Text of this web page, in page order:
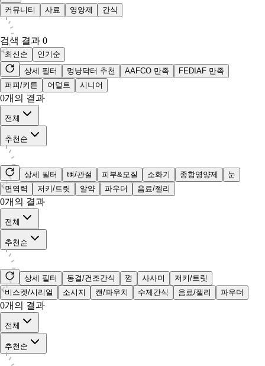
커뮤니티 사료 영양제 간식
검색 결과 0
최신순
인기순
상세 필터
멍냥닥터 추천 AAFCO 만족
FEDIAF 만족
퍼피/키튼
어덜트 시니어
0개의 결과
전체
추천순
상세 필터 뼈/관절 피부&모질 소화기 종합영양제
눈
면역력
저키/트릿 알약 파우더 음료/젤리
0개의 결과
전체
추천순
상세 필터 동결/건조간식 껌 사사미
저키/트릿
비스켓/시리얼
소시지 캔/파우치 수제간식 음료/젤리 파우더
0개의 결과
전체
추천순